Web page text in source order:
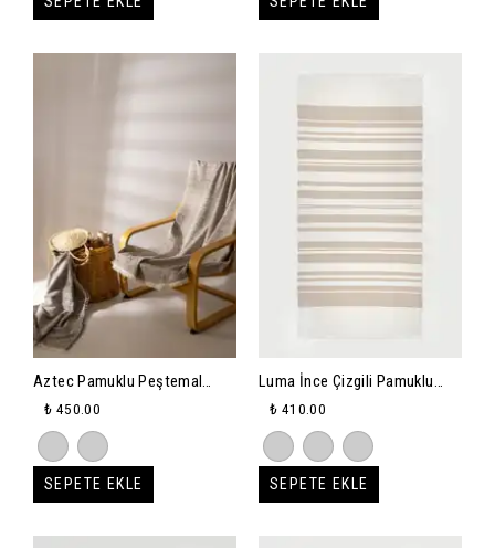
Aztec Pamuklu Peştemal
90x150cm - antrasit
₺ 450.00
SEPETE EKLE
Luma İnce Çizgili Pamuklu
Peştemal 80X165 - bej
₺ 410.00
SEPETE EKLE